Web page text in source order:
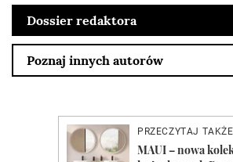
Dossier redaktora
Poznaj innych autorów